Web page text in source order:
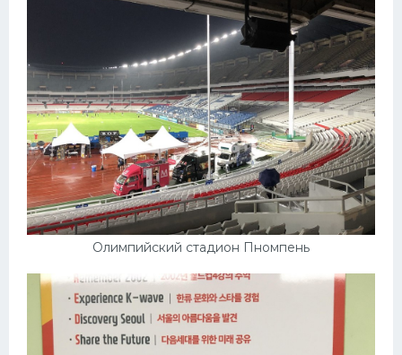
Олимпийский стадион Пномпень